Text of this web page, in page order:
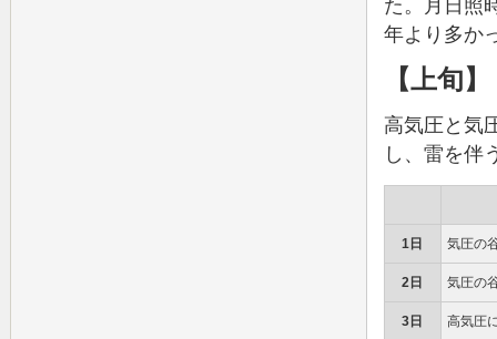
た。月日照
年より多か
【上旬】
高気圧と気
し、雷を伴
1日 気圧の
2日 気圧の
3日 高気圧